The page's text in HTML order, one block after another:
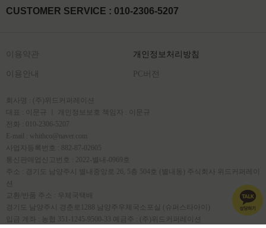
CUSTOMER SERVICE : 010-2306-5207
이용약관 개인정보처리방침
이용안내 PC버전
회사명 : (주)위드커퍼레이션
대표 : 이문규 ㅣ 개인정보보호 책임자 : 이문규
전화 : 010-2306-5207
E-mail : whithco@naver.com
사업자등록번호 : 882-87-02605
통신판매업신고번호 : 2022-별내-0969호
주소 : 경기도 남양주시 별내중앙로 26, 5층 504호 (별내동) 주식회사 위드커퍼레이
션
교환/반품 주소 : 우체국택배
경기도 남양주시 경춘로1288 남양주우체국소포실 (슈퍼스타아이)
입금 계좌 : 농협 351-1245-9500-33 예금주 : (주)위드커퍼레이션